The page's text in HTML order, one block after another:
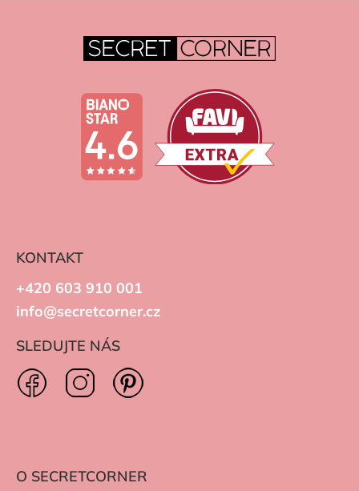
KONTAKT
+420 603 910 001
info@secretcorner.cz
SLEDUJTE NÁS
O SECRETCORNER